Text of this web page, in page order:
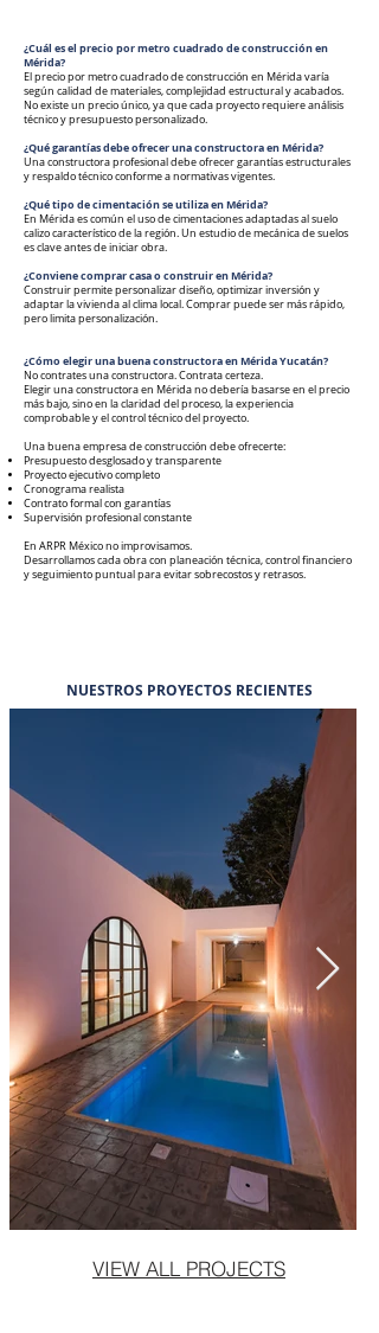
¿Cuál es el precio por metro cuadrado de construcción en
Mérida?
El precio por metro cuadrado de construcción en Mérida varía
según calidad de materiales, complejidad estructural y acabados.
No existe un precio único, ya que cada proyecto requiere análisis
técnico y presupuesto personalizado.
¿Qué garantías debe ofrecer una constructora en Mérida?
Una constructora profesional debe ofrecer garantías estructurales
y respaldo técnico conforme a normativas vigentes.
¿Qué tipo de cimentación se utiliza en Mérida?
En Mérida es común el uso de cimentaciones adaptadas al suelo
calizo característico de la región. Un estudio de mecánica de suelos
es clave antes de iniciar obra.
¿Conviene comprar casa o construir en Mérida?
Construir permite personalizar diseño, optimizar inversión y
adaptar la vivienda al clima local. Comprar puede ser más rápido,
pero limita personalización.
¿Cómo elegir una buena constructora en Mérida Yucatán?
No contrates una constructora. Contrata certeza.
Elegir una constructora en Mérida no debería basarse en el precio
más bajo, sino en la claridad del proceso, la experiencia
comprobable y el control técnico del proyecto.
Una buena empresa de construcción debe ofrecerte:
Presupuesto desglosado y transparente
Proyecto ejecutivo completo
Cronograma realista
Contrato formal con garantías
Supervisión profesional constante
En ARPR México no improvisamos.
Desarrollamos cada obra con planeación técnica, control financiero
y seguimiento puntual para evitar sobrecostos y retrasos.
NUESTROS PROYECTOS RECIENTES
VIEW ALL PROJECTS